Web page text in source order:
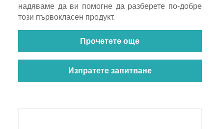
надяваме да ви помогне да разберете по-добре
този първокласен продукт.
Прочетете още
Изпратете запитване